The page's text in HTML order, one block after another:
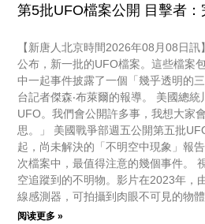
第5批UFO檔案公開 目擊者
【新唐人北京時間2026年08月08日訊
公布，新一批的UFO檔案。這些檔案
中一起事件披露了一個「幾乎透明的
台記者傑森‧布萊爾的報導。 美國總
UFO。我們會公開許多事，我想大家
思。」 美國戰爭部週五公開第五批
起，尚未解決的「不明空中現象」報
次檔案中，最值得注意的幾個事件。
空追蹤到的不明物。影片在2023年，
線感測器，可拍攝到肉眼不可見的物體
阅读更多 »